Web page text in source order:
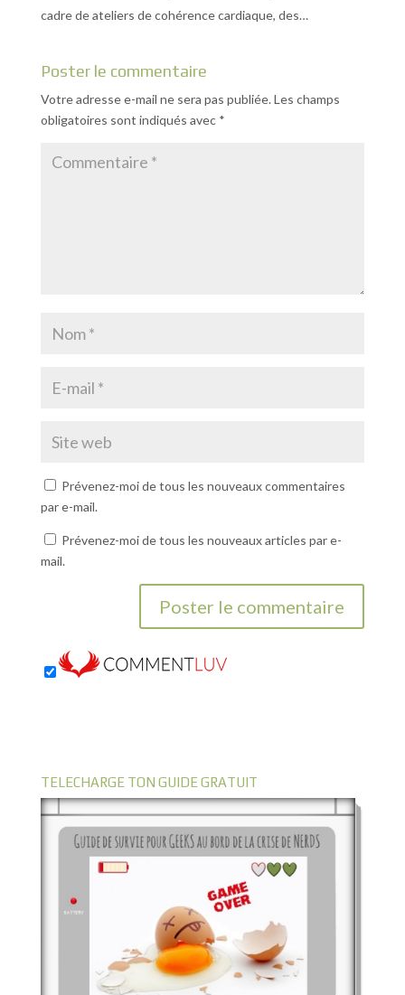
cadre de ateliers de cohérence cardiaque, des…
Poster le commentaire
Votre adresse e-mail ne sera pas publiée.Les champs
obligatoires sont indiqués avec *
Prévenez-moi de tous les nouveaux commentaires
par e-mail.
Prévenez-moi de tous les nouveaux articles par e-
mail.
TELECHARGE TON GUIDE GRATUIT